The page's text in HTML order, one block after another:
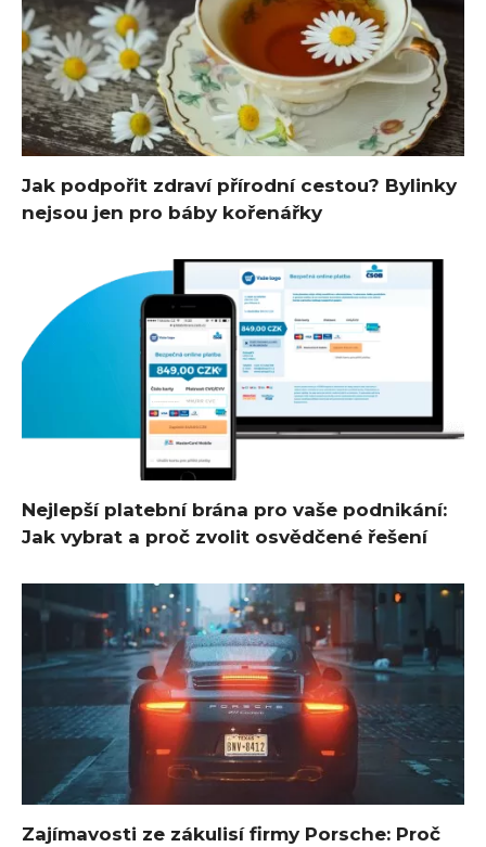
Jak podpořit zdraví přírodní cestou? Bylinky
nejsou jen pro báby kořenářky
Nejlepší platební brána pro vaše podnikání:
Jak vybrat a proč zvolit osvědčené řešení
Zajímavosti ze zákulisí firmy Porsche: Proč